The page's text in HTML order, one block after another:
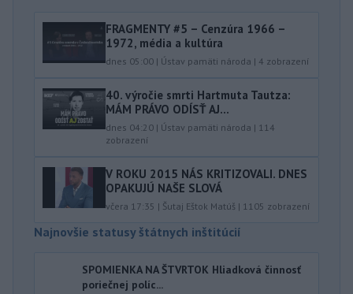
FRAGMENTY #5 – Cenzúra 1966 –
1972, média a kultúra
dnes 05:00 | Ústav pamäti národa | 4 zobrazení
40.⁠ ⁠výročie smrti Hartmuta Tautza:
MÁM PRÁVO ODÍSŤ AJ...
dnes 04:20 | Ústav pamäti národa | 114
zobrazení
V ROKU 2015 NÁS KRITIZOVALI. DNES
OPAKUJÚ NAŠE SLOVÁ
včera 17:35 | Šutaj Eštok Matúš | 1105 zobrazení
Najnovšie statusy štátnych inštitúcií
SPOMIENKA NA ŠTVRTOK Hliadková činnosť
poriečnej políc...